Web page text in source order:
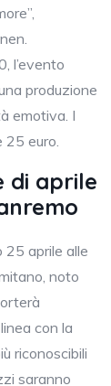
l’evento
produzione
emotiva. I
25 euro.
di aprile
25 aprile alle
noto
con la
riconoscibili
saranno